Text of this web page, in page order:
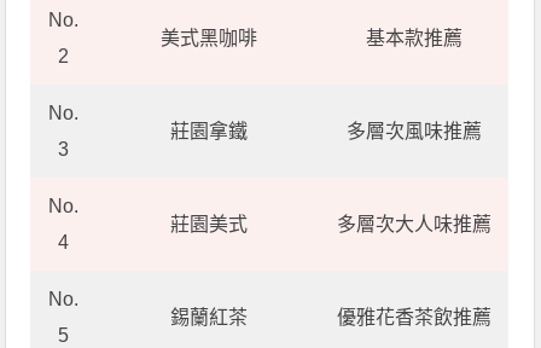
No.
2
美式黑咖啡 基本款推薦
No.
3
莊園拿鐵 多層次風味推薦
No.
4
莊園美式 多層次大人味推薦
No.
5
錫蘭紅茶 優雅花香茶飲推薦